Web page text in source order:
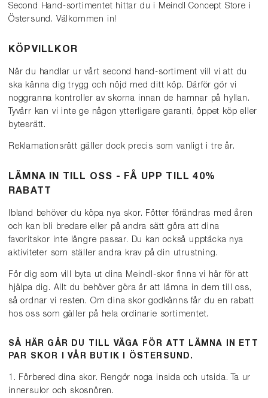
Second Hand-sortimentet hittar du i Meindl Concept Store i
Östersund. Välkommen in!
KÖPVILLKOR
När du handlar ur vårt second hand-sortiment vill vi att du
ska känna dig trygg och nöjd med ditt köp. Därför gör vi
noggranna kontroller av skorna innan de hamnar på hyllan.
Tyvärr kan vi inte ge någon ytterligare garanti, öppet köp eller
bytesrätt.
Reklamationsrätt gäller dock precis som vanligt i tre år.
LÄMNA IN TILL OSS - FÅ UPP TILL 40%
RABATT
Ibland behöver du köpa nya skor. Fötter förändras med åren
och kan bli bredare eller på andra sätt göra att dina
favoritskor inte längre passar. Du kan också upptäcka nya
aktiviteter som ställer andra krav på din utrustning.
För dig som vill byta ut dina Meindl-skor finns vi här för att
hjälpa dig. Allt du behöver göra är att lämna in dem till oss,
så ordnar vi resten. Om dina skor godkänns får du en rabatt
hos oss som gäller på hela ordinarie sortimentet.
SÅ HÄR GÅR DU TILL VÄGA FÖR ATT LÄMNA IN ETT
PAR SKOR I VÅR BUTIK I ÖSTERSUND.
1. Förbered dina skor. Rengör noga insida och utsida. Ta ur
innersulor och skosnören.